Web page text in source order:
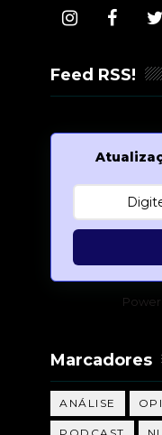
Feed RSS!
Marcadores
ANÁLISE